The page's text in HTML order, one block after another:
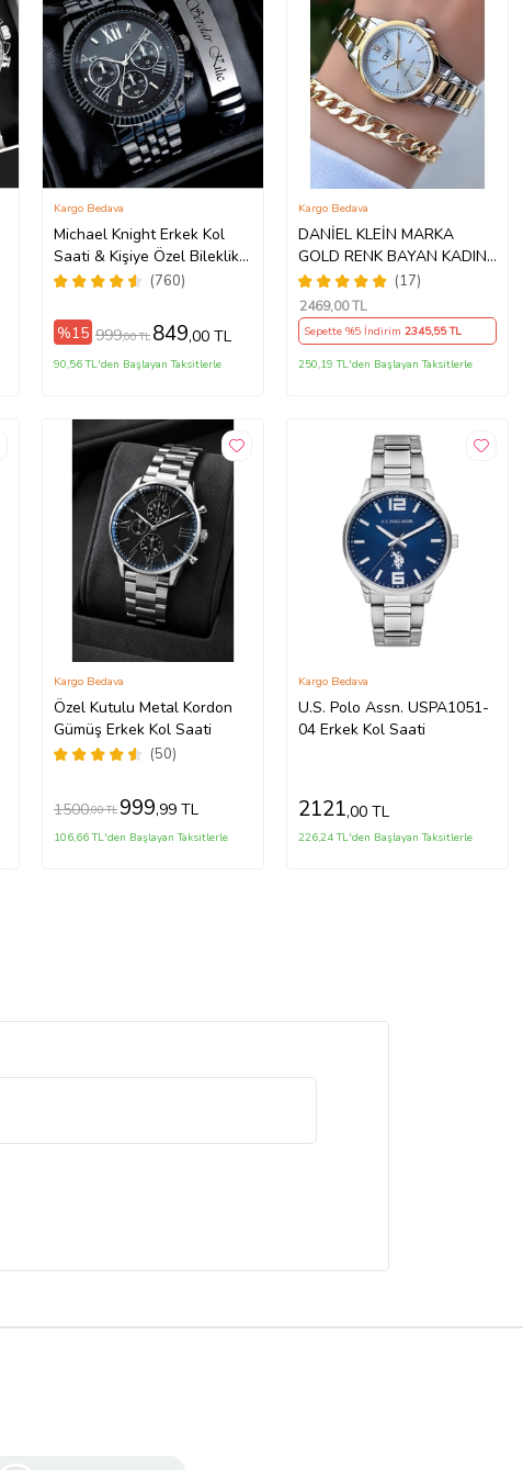
Michael Knight Erkek Kol
Saati & Kişiye Özel Bileklik
Hediye Seti Mk(760)
Kargo Bedava
%15 999,00 TL 849,00 TL
90,56 TL'den Başlayan Taksitlerle
DANİEL KLEİN MARKA
GOLD RENK BAYAN KADIN
SAAT AKSESUAR BİLEKLİK
HEDİYELİ
(17)
Kargo Bedava
2469,00 TL
Sepette %5 İndirim2345,55 TL
250,19 TL'den Başlayan Taksitlerle
Özel Kutulu Metal Kordon
Gümüş Erkek Kol Saati
(50)
Kargo Bedava
1500,00 TL 999,99 TL
106,66 TL'den Başlayan Taksitlerle
U.S. Polo Assn. USPA1051-
04 Erkek Kol Saati
Kargo Bedava
2121,00 TL
226,24 TL'den Başlayan Taksitlerle